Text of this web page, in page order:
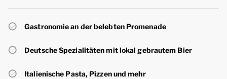
Gastronomie an der belebten Promenade
Deutsche Spezialitäten mit lokal gebrautem Bier
Italienische Pasta, Pizzen und mehr